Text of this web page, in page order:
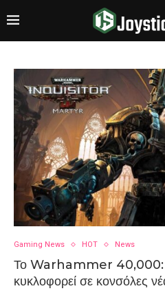
Gaming News HOT News
Το Warhammer
κυκλοφορεί σε κονσόλες